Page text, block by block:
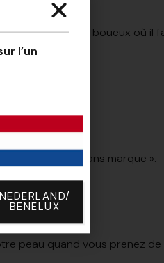
end de course boueux où il
gamme » et « sans marque ».
peau quand vous prenez de
l’un
NEDERLAND/
BENELUX